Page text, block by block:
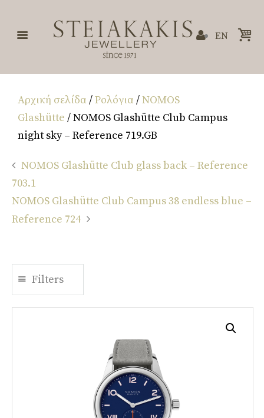
EN
Αρχική σελίδα /Ρολόγια /NOMOS
Glashütte / NOMOS Glashütte Club Campus
night sky – Reference 719.GB
NOMOS Glashütte Club glass back – Reference
703.1
NOMOS Glashütte Club Campus 38 endless blue –
Reference 724
Filters